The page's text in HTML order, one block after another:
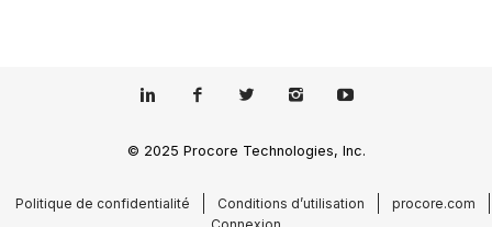
© 2025 Procore Technologies, Inc.
Politique de confidentialité Conditions d’utilisation
procore.com